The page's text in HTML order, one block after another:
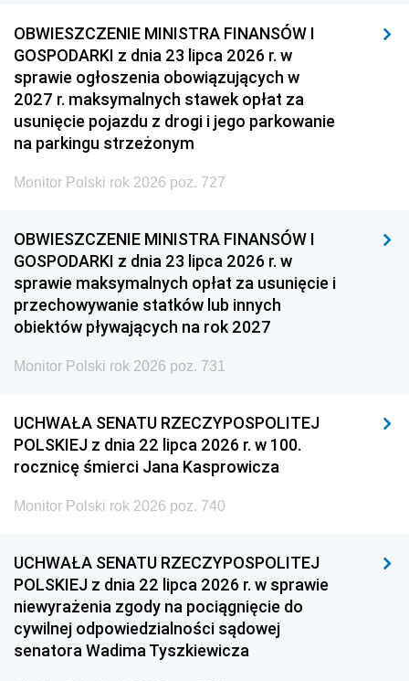
OBWIESZCZENIE MINISTRA FINANSÓW I
GOSPODARKI z dnia 23 lipca 2026 r. w
sprawie ogłoszenia obowiązujących w
2027 r. maksymalnych stawek opłat za
usunięcie pojazdu z drogi i jego parkowanie
na parkingu strzeżonym
Monitor Polski rok 2026 poz. 727
OBWIESZCZENIE MINISTRA FINANSÓW I
GOSPODARKI z dnia 23 lipca 2026 r. w
sprawie maksymalnych opłat za usunięcie i
przechowywanie statków lub innych
obiektów pływających na rok 2027
Monitor Polski rok 2026 poz. 731
UCHWAŁA SENATU RZECZYPOSPOLITEJ
POLSKIEJ z dnia 22 lipca 2026 r. w 100.
rocznicę śmierci Jana Kasprowicza
Monitor Polski rok 2026 poz. 740
UCHWAŁA SENATU RZECZYPOSPOLITEJ
POLSKIEJ z dnia 22 lipca 2026 r. w sprawie
niewyrażenia zgody na pociągnięcie do
cywilnej odpowiedzialności sądowej
senatora Wadima Tyszkiewicza